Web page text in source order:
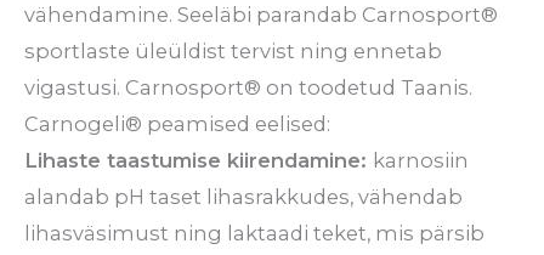
vähendamine. Seeläbi parandab Carnosport®
sportlaste üleüldist tervist ning ennetab
vigastusi. Carnosport® on toodetud Taanis.
Carnogeli® peamised eelised:
Lihaste taastumise kiirendamine: karnosiin
alandab pH taset lihasrakkudes, vähendab
lihasväsimust ning laktaadi teket, mis pärsib